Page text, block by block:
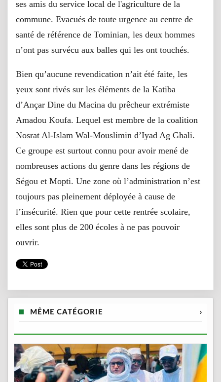
ses amis du service local de l'agriculture de la
commune. Evacués de toute urgence au centre de
santé de référence de Tominian, les deux hommes
n’ont pas survécu aux balles qui les ont touchés.
Bien qu’aucune revendication n’ait été faite, les
yeux sont rivés sur les éléments de la Katiba
d’Ançar Dine du Macina du prêcheur extrémiste
Amadou Koufa. Lequel est membre de la coalition
Nosrat Al-Islam Wal-Mouslimin d’Iyad Ag Ghali.
Ce groupe est surtout connu pour avoir mené de
nombreuses actions du genre dans les régions de
Ségou et Mopti. Une zone où l’administration n’est
toujours pas pleinement déployée à cause de
l’insécurité. Rien que pour cette rentrée scolaire,
elles sont plus de 200 écoles à ne pas pouvoir
ouvrir.
MÊME CATÉGORIE ›